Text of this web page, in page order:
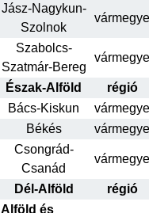
Jász-Nagykun-
Szolnok
vármegye
Szabolcs-
Szatmár-Bereg
vármegye
Észak-Alföld régió
Bács-Kiskun
vármegye
Békés
vármegye
Csongrád-
Csanád
vármegye
Dél-Alföld régió
Alföld és